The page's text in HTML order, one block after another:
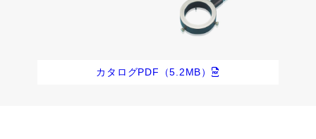
カタログPDF（5.2MB）